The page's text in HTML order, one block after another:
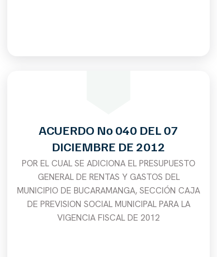
ACUERDO No 040 DEL 07
DICIEMBRE DE 2012
POR EL CUAL SE ADICIONA EL PRESUPUESTO
GENERAL DE RENTAS Y GASTOS DEL
MUNICIPIO DE BUCARAMANGA, SECCIÓN CAJA
DE PREVISION SOCIAL MUNICIPAL PARA LA
VIGENCIA FISCAL DE 2012